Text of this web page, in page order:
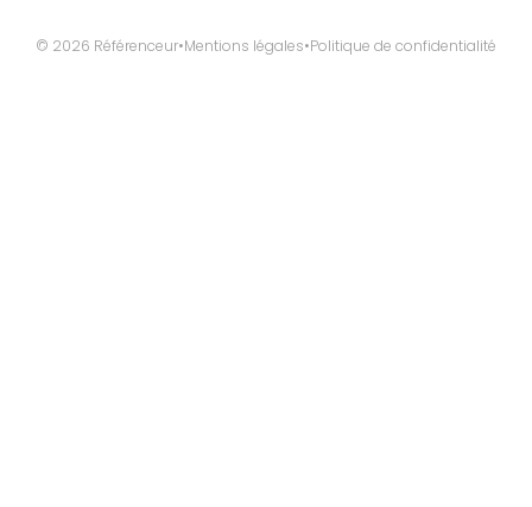
© 2026 Référenceur•Mentions légales•Politique de confidentialité